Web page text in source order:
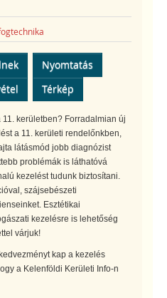
Nyomtatás
Térkép
kerületben? Forradalmian új
a 11. kerületi rendelőnkben,
látásmód jobb diagnózist
problémák is láthatóvá
kezelést tudunk biztosítani.
szájsebészeti
Esztétikai
kezelésre is lehetőség
várjuk!
kap a kezelés
a Kelenföldi Kerületi Info-n